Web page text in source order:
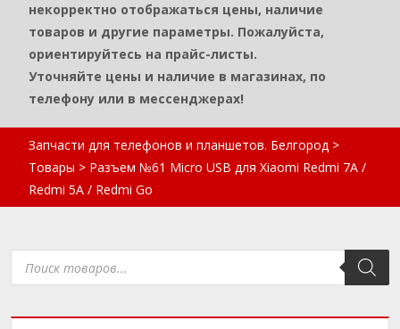
некорректно отображаться цены, наличие
товаров и другие параметры. Пожалуйста,
ориентируйтесь на прайс-листы.
Уточняйте цены и наличие в магазинах, по
телефону или в мессенджерах!
Запчасти для телефонов и планшетов. Белгород >
Товары > Разъем №61 Micro USB для Xiaomi Redmi 7A /
Redmi 5A / Redmi Go
Поиск
товаров